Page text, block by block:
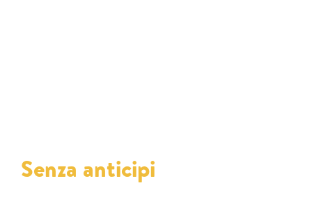
Senza anticipi